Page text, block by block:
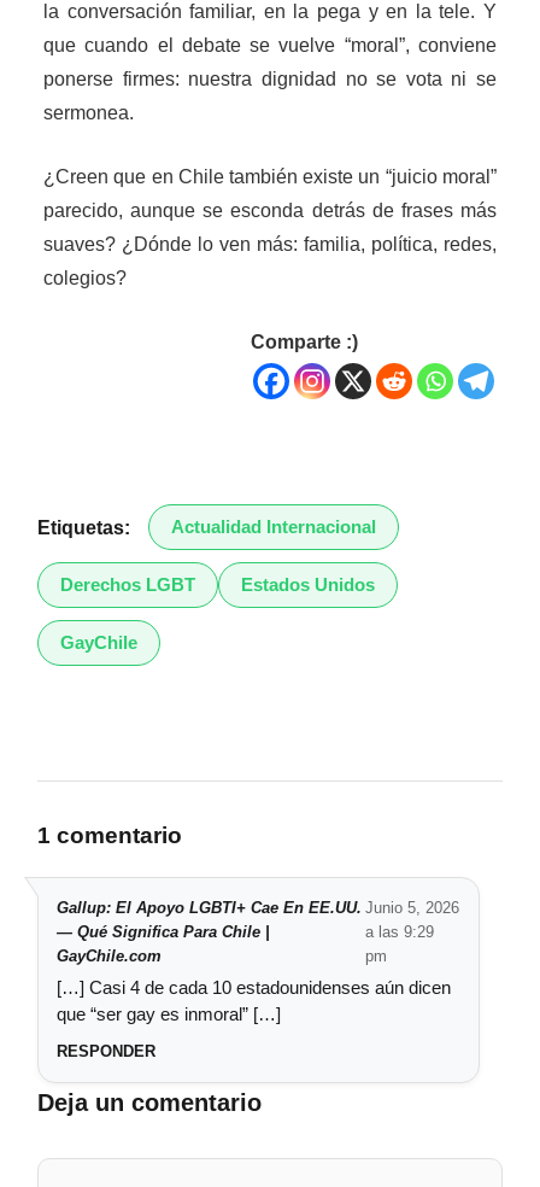
la conversación familiar, en la pega y en la tele. Y
que cuando el debate se vuelve “moral”, conviene
ponerse firmes: nuestra dignidad no se vota ni se
sermonea.
¿Creen que en Chile también existe un “juicio moral”
parecido, aunque se esconda detrás de frases más
suaves? ¿Dónde lo ven más: familia, política, redes,
colegios?
Comparte :)
Etiquetas: Actualidad Internacional
Derechos LGBT Estados Unidos
GayChile
1 comentario
Gallup: El Apoyo LGBTI+ Cae En EE.UU.
— Qué Significa Para Chile |
GayChile.com
Junio 5, 2026
a las 9:29
pm
[…] Casi 4 de cada 10 estadounidenses aún dicen
que “ser gay es inmoral” […]
RESPONDER
Deja un comentario